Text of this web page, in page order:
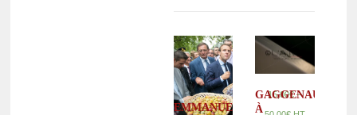
EMMANUEL
GAGGENAU,
À
15,00€–